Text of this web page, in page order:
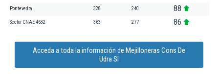
Pontevedra 328 240 88
Sector CNAE 4632 363 277 86
Acceda a toda la información de Mejilloneras Cons De
Udra Sl